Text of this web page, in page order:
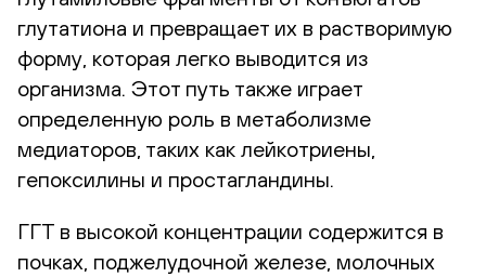
глутатиона и превращает их в растворимую
форму, которая легко выводится из
организма. Этот путь также играет
определенную роль в метаболизме
медиаторов, таких как лейкотриены,
гепоксилины и простагландины.
ГГТ в высокой концентрации содержится в
почках, поджелудочной железе, молочных